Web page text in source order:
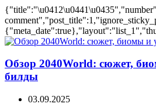
Обзор 2040World: сюжет,
билды
03.09.2025